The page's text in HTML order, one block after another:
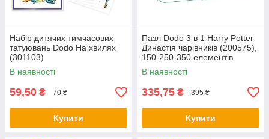
Набір дитячих тимчасових
татуювань Dodo На хвилях
(301103)
В наявності
59,50 ₴ 70 ₴
Купити
Пазл Dodo 3 в 1 Harry Potter
Династія чарівників (200575),
150-250-350 елементів
В наявності
335,75 ₴ 395 ₴
Купити